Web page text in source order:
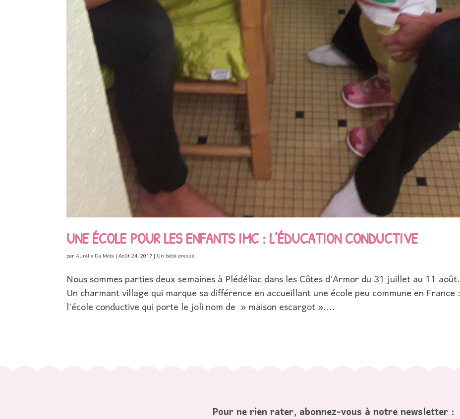
UNE ÉCOLE POUR LES ENFANTS IMC : L’ÉDUCATION CONDUCTIVE
parAurélie Da Mota|Août 24, 2017| Un bébé pressé
Nous sommes parties deux semaines à Plédéliac dans les Côtes d’Armor du 31 juillet au 11 août.
Un charmant village qui marque sa différence en accueillant une école peu commune en France :
l’école conductive qui porte le joli nom de » maison escargot »....
Pour ne rien rater, abonnez-vous à notre newsletter :